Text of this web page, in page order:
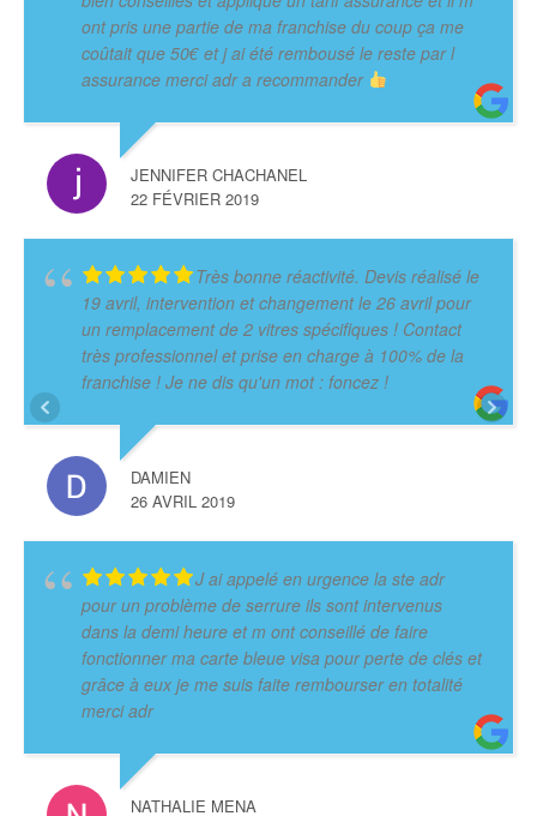
ont pris une partie de ma franchise du coup ça me
coûtait que 50€ et j ai été rembousé le reste par l
assurance merci adr a recommander
JENNIFER CHACHANEL
22 FÉVRIER 2019
Très bonne réactivité. Devis réalisé le
19 avril, intervention et changement le 26 avril pour
un remplacement de 2 vitres spécifiques ! Contact
très professionnel et prise en charge à 100% de la
franchise ! Je ne dis qu'un mot : foncez !
DAMIEN
26 AVRIL 2019
J ai appelé en urgence la ste adr
pour un problème de serrure ils sont intervenus
dans la demi heure et m ont conseillé de faire
fonctionner ma carte bleue visa pour perte de clés et
grâce à eux je me suis faite rembourser en totalité
merci adr
NATHALIE MENA